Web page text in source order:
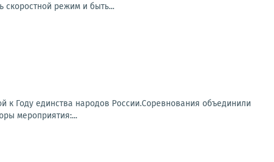
скоростной режим и быть...
к Году единства народов России.Соревнования объединили
мероприятия:...